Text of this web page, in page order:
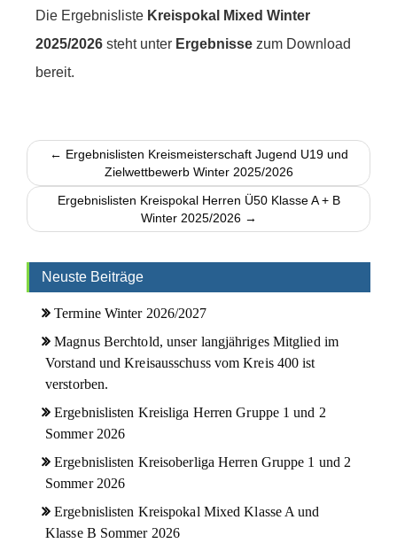
Die Ergebnisliste Kreispokal Mixed Winter
2025/2026 steht unter Ergebnisse zum Download
bereit.
← Ergebnislisten Kreismeisterschaft Jugend U19 und
Zielwettbewerb Winter 2025/2026
Ergebnislisten Kreispokal Herren Ü50 Klasse A + B
Winter 2025/2026 →
Neuste Beiträge
Termine Winter 2026/2027
Magnus Berchtold, unser langjähriges Mitglied im
Vorstand und Kreisausschuss vom Kreis 400 ist
verstorben.
Ergebnislisten Kreisliga Herren Gruppe 1 und 2
Sommer 2026
Ergebnislisten Kreisoberliga Herren Gruppe 1 und 2
Sommer 2026
Ergebnislisten Kreispokal Mixed Klasse A und
Klasse B Sommer 2026